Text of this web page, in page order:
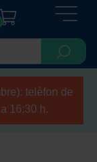
telèfon de
16:30 h.